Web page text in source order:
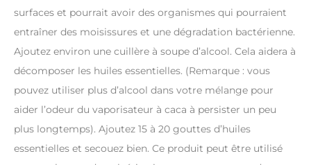
surfaces et pourrait avoir des organismes qui pourraient
entraîner des moisissures et une dégradation bactérienne.
Ajoutez environ une cuillère à soupe d’alcool. Cela aidera à
décomposer les huiles essentielles. (Remarque : vous
pouvez utiliser plus d’alcool dans votre mélange pour
aider l’odeur du vaporisateur à caca à persister un peu
plus longtemps). Ajoutez 15 à 20 gouttes d’huiles
essentielles et secouez bien. Ce produit peut être utilisé